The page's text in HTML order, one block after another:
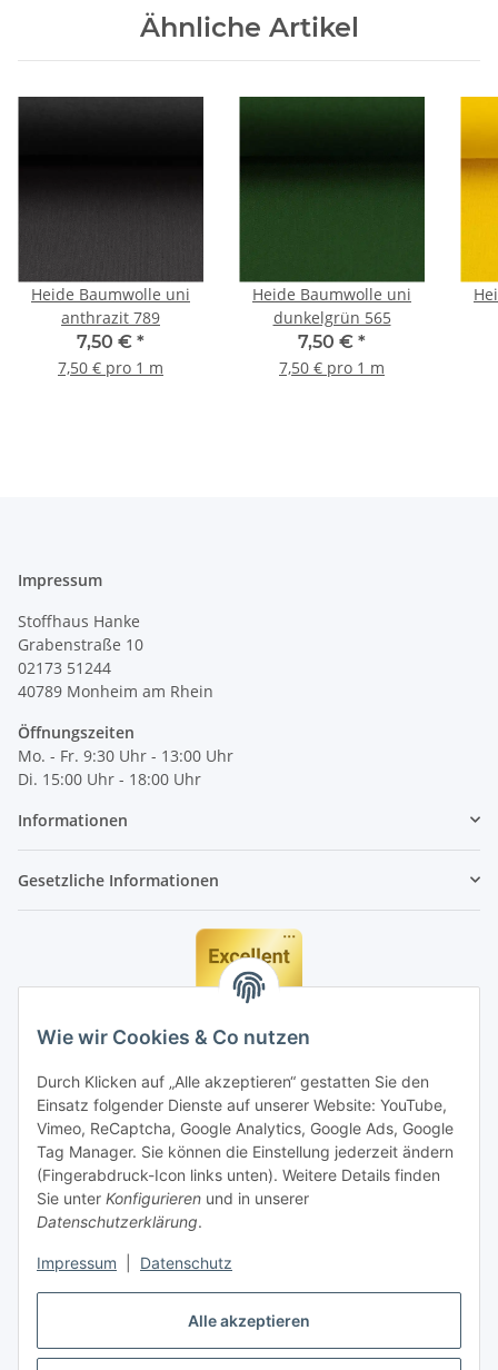
Alle akzeptieren
Wie wir Cookies & Co nutzen
Durch Klicken auf „Alle akzeptieren“ gestatten Sie den
Einsatz folgender Dienste auf unserer Website: YouTube,
Vimeo, ReCaptcha, Google Analytics, Google Ads, Google
Tag Manager. Sie können die Einstellung jederzeit ändern
(Fingerabdruck-Icon links unten). Weitere Details finden
Sie unter Konfigurieren und in unserer
Datenschutzerklärung.
Impressum Datenschutz
Ähnliche Artikel
Heide Baumwolle uni
anthrazit 789
7,50 € *
7,50 € pro 1 m
Heide Baumwolle uni
dunkelgrün 565
7,50 € *
7,50 € pro 1 m
Impressum
Stoffhaus Hanke
Grabenstraße 10
02173 51244
40789 Monheim am Rhein
Öffnungszeiten
Mo. - Fr. 9:30 Uhr - 13:00 Uhr
Di. 15:00 Uhr - 18:00 Uhr
Informationen
Gesetzliche Informationen